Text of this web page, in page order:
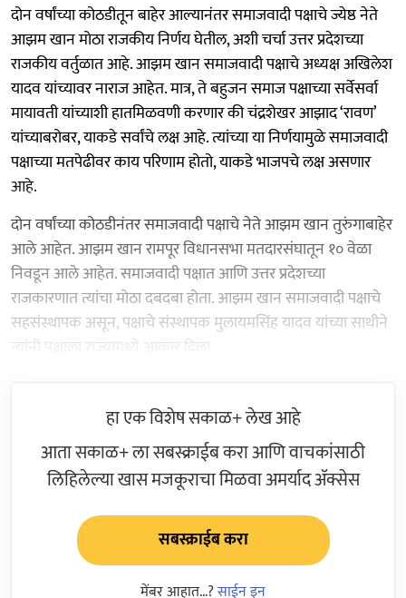
दोन वर्षांच्या कोठडीतून बाहेर आल्यानंतर समाजवादी पक्षाचे ज्येष्ठ नेते
आझम खान मोठा राजकीय निर्णय घेतील, अशी चर्चा उत्तर प्रदेशच्या
राजकीय वर्तुळात आहे. आझम खान समाजवादी पक्षाचे अध्यक्ष अखिलेश
यादव यांच्यावर नाराज आहेत. मात्र, ते बहुजन समाज पक्षाच्या सर्वेसर्वा
मायावती यांच्याशी हातमिळवणी करणार की चंद्रशेखर आझाद ‘रावण’
यांच्याबरोबर, याकडे सर्वांचे लक्ष आहे. त्यांच्या या निर्णयामुळे समाजवादी
पक्षाच्या मतपेढीवर काय परिणाम होतो, याकडे भाजपचे लक्ष असणार
आहे.
दोन वर्षांच्या कोठडीनंतर समाजवादी पक्षाचे नेते आझम खान तुरुंगाबाहेर
आले आहेत. आझम खान रामपूर विधानसभा मतदारसंघातून १० वेळा
निवडून आले आहेत. समाजवादी पक्षात आणि उत्तर प्रदेशच्या
राजकारणात त्यांचा मोठा दबदबा होता. आझम खान समाजवादी पक्षाचे
सहसंस्थापक असून, पक्षाचे संस्थापक मुलायमसिंह यादव यांच्या साथीने
त्यांनी पक्षाला राज्यामध्ये आकार दिला.
हा एक विशेष सकाळ+ लेख आहे
आता सकाळ+ ला सबस्क्राईब करा आणि वाचकांसाठी
लिहिलेल्या खास मजकूराचा मिळवा अमर्याद ॲक्सेस
सबस्क्राईब करा
मेंबर आहात...?साईन इन